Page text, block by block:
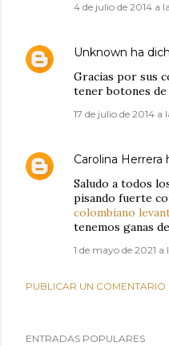
4 de julio de 2014 a
Unknown ha
Gracias por sus
tener botones de
17 de julio de 2014 a
Carolina Herrera
Saludo a todos
pisando fuerte
colombiano
tenemos ganas
1 de mayo de 2021 a
PUBLICAR UN COMENTARIO
ENTRADAS POPULARES